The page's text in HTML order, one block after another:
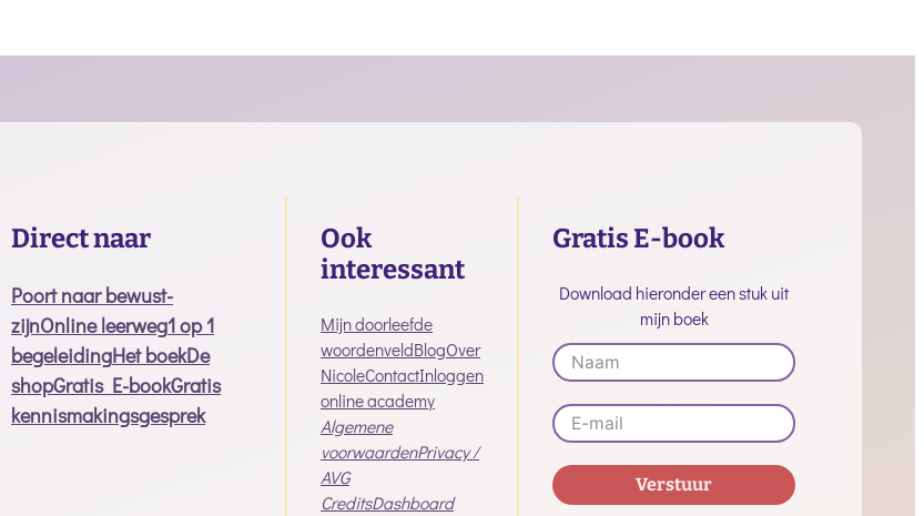
Direct naar
Poort naar bewust-
zijnOnline leerweg1 op 1
begeleidingHet boekDe
shopGratis E-bookGratis
kennismakingsgesprek
Ook
interessant
Mijn doorleefde
woordenveldBlogOver
NicoleContactInloggen
online academy
Algemene
voorwaardenPrivacy /
AVG
CreditsDashboard
Gratis E-book
Download hieronder een stuk uit
mijn boek
Verstuur